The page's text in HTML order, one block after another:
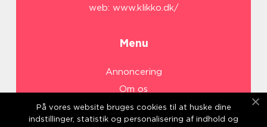
web: www.klikko.dk/
Menu
Annoncering
Om os
Cookies
Kontakt os
På vores website bruges cookies til at huske dine
indstillinger, statistik og personalisering af indhold og